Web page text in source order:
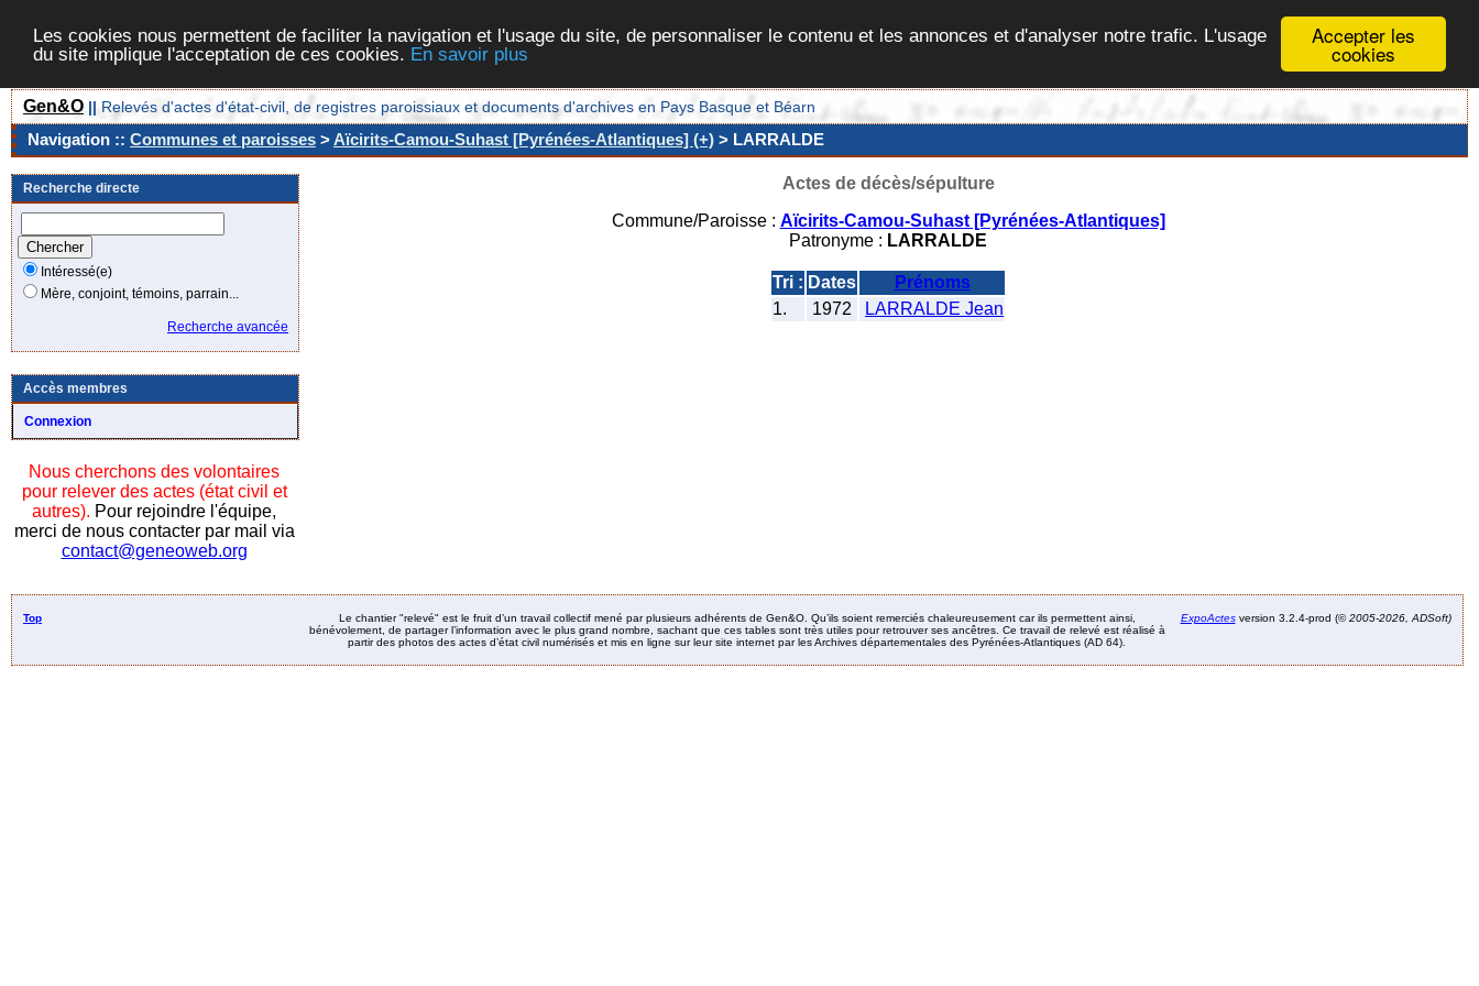
Accepter les
cookies
Les cookies nous permettent de faciliter la navigation et l'usage du site, de personnaliser le contenu et les annonces et d'analyser notre trafic. L'usage
du site implique l'acceptation de ces cookies. En savoir plus
Gen&O || Relevés d'actes d'état-civil, de registres paroissiaux et documents d'archives en Pays Basque et Béarn
Navigation :: Communes et paroisses >Aïcirits-Camou-Suhast [Pyrénées-Atlantiques] (+) > LARRALDE
Recherche directe
Intéressé(e)
Mère, conjoint, témoins, parrain...
Recherche avancée
Accès membres
Connexion
Nous cherchons des volontaires
pour relever des actes (état civil et
autres). Pour rejoindre l'équipe,
merci de nous contacter par mail via
contact@geneoweb.org
Actes de décès/sépulture
Commune/Paroisse : Aïcirits-Camou-Suhast [Pyrénées-Atlantiques]
Patronyme : LARRALDE
Tri : Dates
Prénoms
1.
1972 LARRALDE Jean
Top
Le chantier "relevé" est le fruit d’un travail collectif mené par plusieurs adhérents de Gen&O. Qu’ils soient remerciés chaleureusement car ils permettent ainsi,
bénévolement, de partager l’information avec le plus grand nombre, sachant que ces tables sont très utiles pour retrouver ses ancêtres. Ce travail de relevé est réalisé à
partir des photos des actes d’état civil numérisés et mis en ligne sur leur site internet par les Archives départementales des Pyrénées-Atlantiques (AD 64).
ExpoActesversion 3.2.4-prod (©2005-2026, ADSoft)